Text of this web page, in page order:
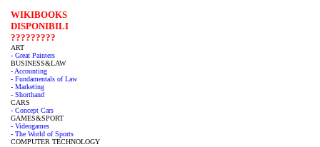
WIKIBOOKS
DISPONIBILI
?????????
ART
- Great Painters
BUSINESS&LAW
- Accounting
- Fundamentals of Law
- Marketing
- Shorthand
CARS
- Concept Cars
GAMES&SPORT
- Videogames
- The World of Sports
COMPUTER TECHNOLOGY